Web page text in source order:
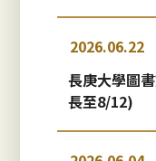
2026.06.22
長庚大學圖
長至8/12)